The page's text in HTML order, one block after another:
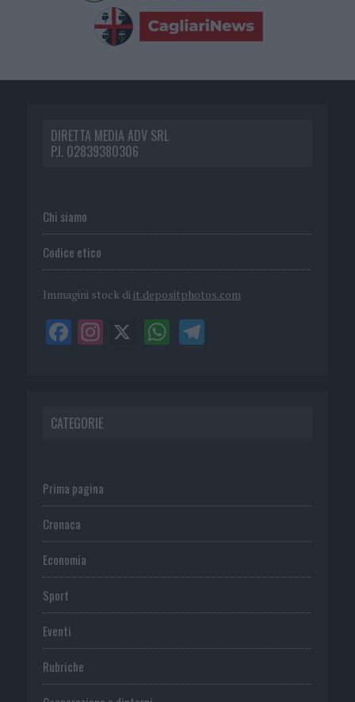
DIRETTA MEDIA ADV SRL
P.I. 02839380306
Chi siamo
Codice etico
Immagini stock di it.depositphotos.com
CATEGORIE
Prima pagina
Cronaca
Economia
Sport
Eventi
Rubriche